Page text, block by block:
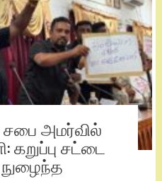
சபை அமர்வில்
கறுப்பு சட்டை